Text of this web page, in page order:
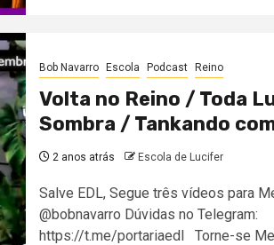
Bob Navarro Escola Podcast Reino
Volta no Reino / Toda
Sombra / Tankando
2 anos atrás Escola de Lucifer
Salve EDL, Segue três vídeos para
@bobnavarro Dúvidas no Telegram:
https://t.me/portariaedl Torne-se